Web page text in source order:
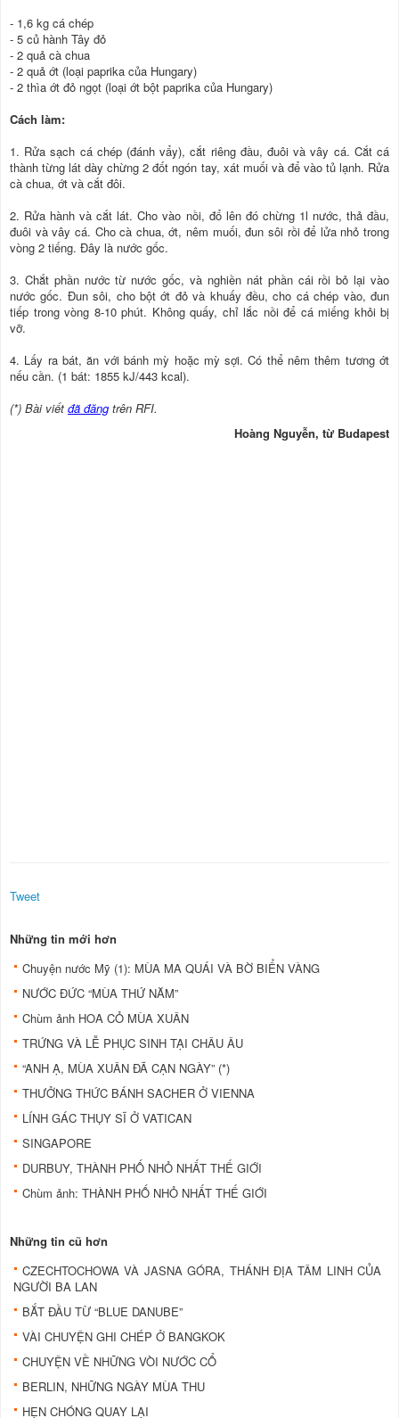
- 1,6 kg cá chép
- 5 củ hành Tây đỏ
- 2 quả cà chua
- 2 quả ớt (loại paprika của Hungary)
- 2 thìa ớt đỏ ngọt (loại ớt bột paprika của Hungary)
Cách làm:
1. Rửa sạch cá chép (đánh vẩy), cắt riêng đầu, đuôi và vây cá. Cắt cá
thành từng lát dày chừng 2 đốt ngón tay, xát muối và để vào tủ lạnh. Rửa
cà chua, ớt và cắt đôi.
2. Rửa hành và cắt lát. Cho vào nồi, đổ lên đó chừng 1l nước, thả đầu,
đuôi và vây cá. Cho cà chua, ớt, nêm muối, đun sôi rồi để lửa nhỏ trong
vòng 2 tiếng. Ðây là nước gốc.
3. Chắt phần nước từ nước gốc, và nghiền nát phần cái rồi bỏ lại vào
nước gốc. Ðun sôi, cho bột ớt đỏ và khuấy đều, cho cá chép vào, đun
tiếp trong vòng 8-10 phút. Không quấy, chỉ lắc nồi để cá miếng khỏi bị
vỡ.
4. Lấy ra bát, ăn với bánh mỳ hoặc mỳ sợi. Có thể nêm thêm tương ớt
nếu cần. (1 bát: 1855 kJ/443 kcal).
(*) Bài viết đã đăng trên RFI.
Hoàng Nguyễn, từ Budapest
Tweet
Những tin mới hơn
Chuyện nước Mỹ (1): MÙA MA QUÁI VÀ BỜ BIỂN VÀNG
NƯỚC ÐỨC “MÙA THỨ NĂM”
Chùm ảnh HOA CỎ MÙA XUÂN
TRỨNG VÀ LỄ PHỤC SINH TẠI CHÂU ÂU
“ANH Ạ, MÙA XUÂN ĐÃ CẠN NGÀY” (*)
THƯỞNG THỨC BÁNH SACHER Ở VIENNA
LÍNH GÁC THỤY SĨ Ở VATICAN
SINGAPORE
DURBUY, THÀNH PHỐ NHỎ NHẤT THẾ GIỚI
Chùm ảnh: THÀNH PHỐ NHỎ NHẤT THẾ GIỚI
Những tin cũ hơn
CZECHTOCHOWA VÀ JASNA GÓRA, THÁNH ÐỊA TÂM LINH CỦA
NGƯỜI BA LAN
BẮT ĐẦU TỪ “BLUE DANUBE”
VÀI CHUYỆN GHI CHÉP Ở BANGKOK
CHUYỆN VỀ NHỮNG VÒI NƯỚC CỔ
BERLIN, NHỮNG NGÀY MÙA THU
HẸN CHÓNG QUAY LẠI